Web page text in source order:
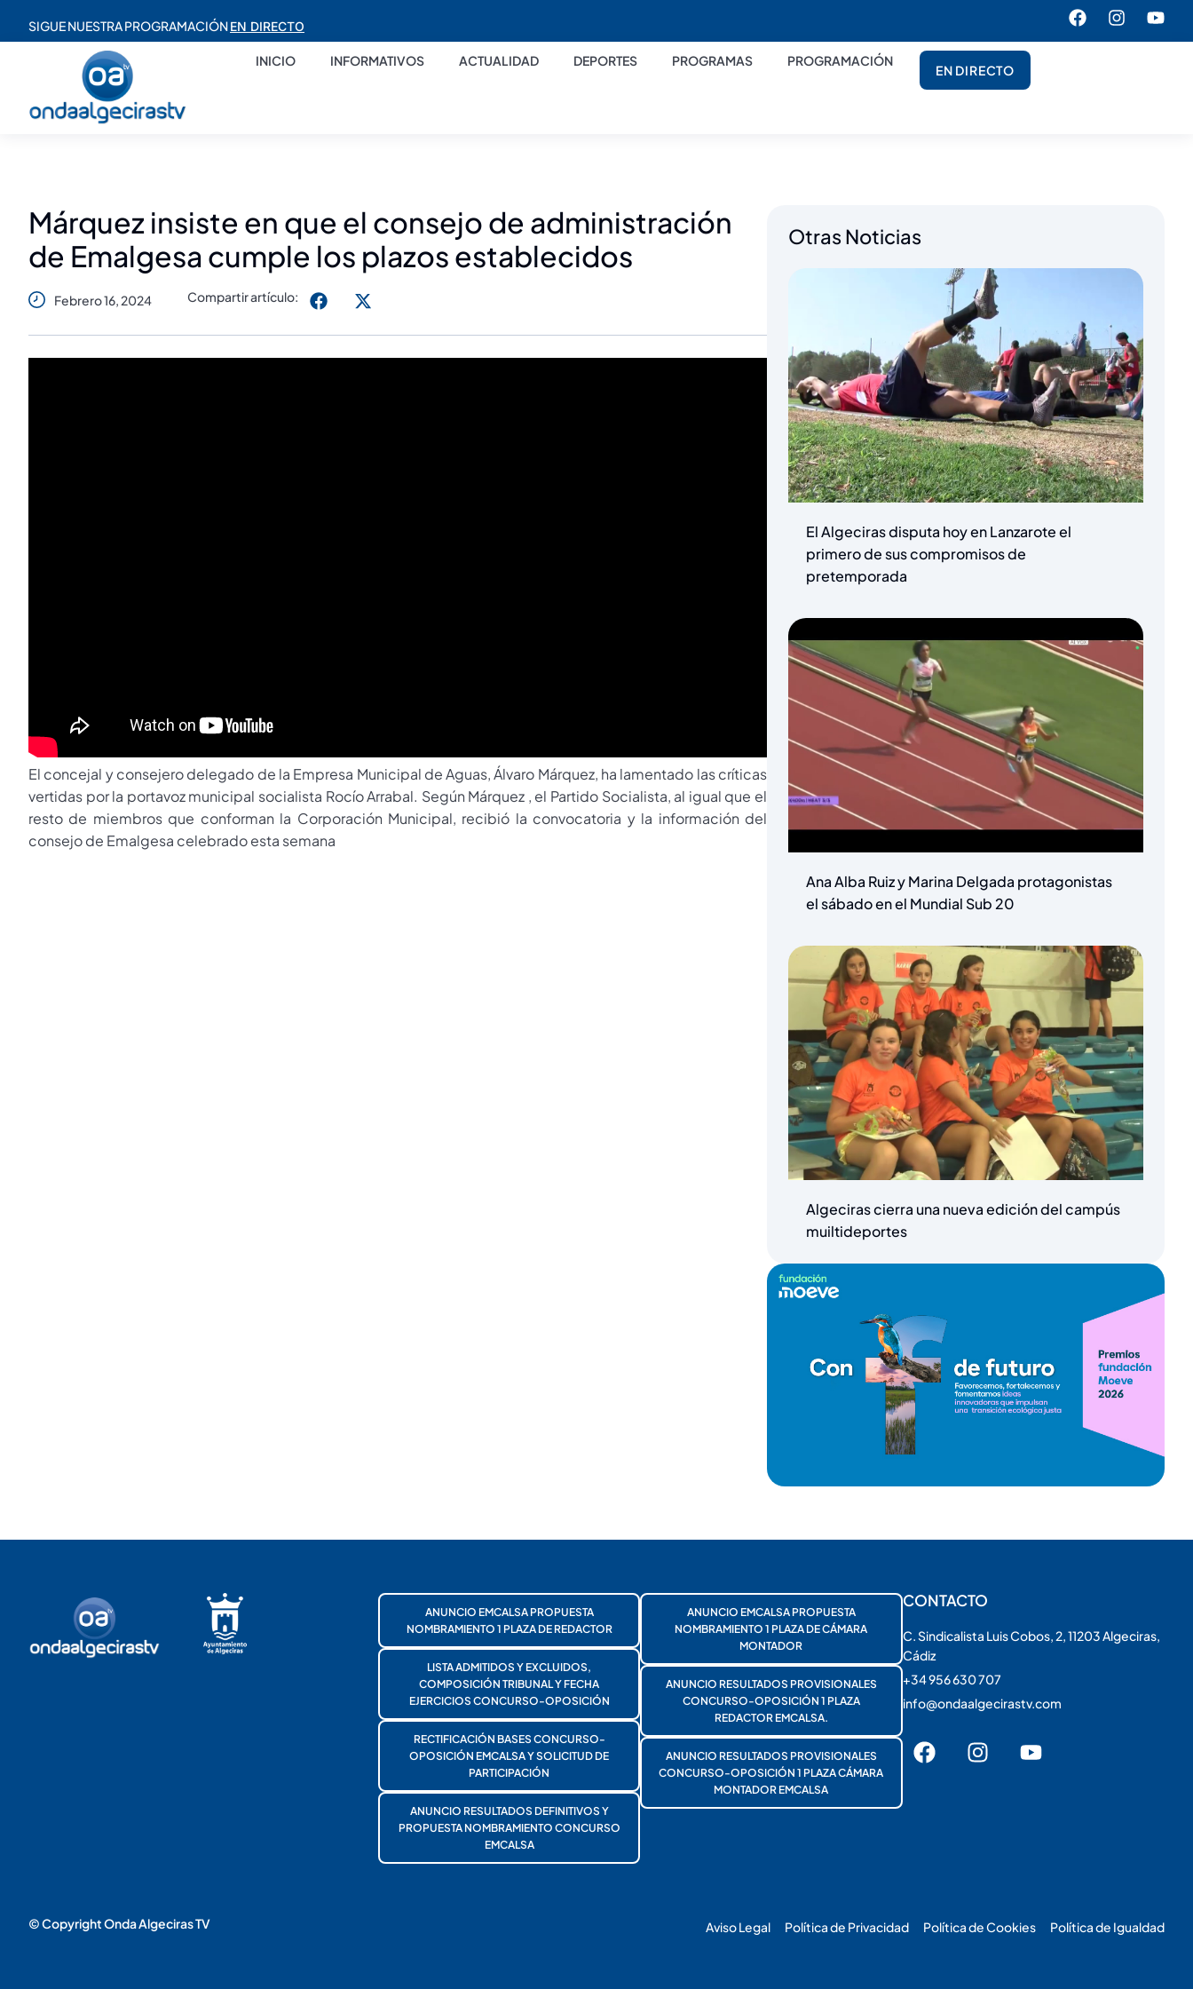
SIGUE NUESTRA PROGRAMACIÓNEN DIRECTO
INICIO INFORMATIVOS ACTUALIDAD DEPORTES PROGRAMAS PROGRAMACIÓN
EN DIRECTO
Márquez insiste en que el consejo de administración
de Emalgesa cumple los plazos establecidos
Febrero 16, 2024 Compartir artículo:
El concejal y consejero delegado de la Empresa Municipal de Aguas, Álvaro Márquez, ha lamentado las críticas
vertidas por la portavoz municipal socialista Rocío Arrabal. Según Márquez , el Partido Socialista, al igual que el
resto de miembros que conforman la Corporación Municipal, recibió la convocatoria y la información del
consejo de Emalgesa celebrado esta semana
Otras Noticias
El Algeciras disputa hoy en Lanzarote el
primero de sus compromisos de
pretemporada
Ana Alba Ruiz y Marina Delgada protagonistas
el sábado en el Mundial Sub 20
Algeciras cierra una nueva edición del campús
muiltideportes
ANUNCIO EMCALSA PROPUESTA
NOMBRAMIENTO 1 PLAZA DE REDACTOR
LISTA ADMITIDOS Y EXCLUIDOS,
COMPOSICIÓN TRIBUNAL Y FECHA
EJERCICIOS CONCURSO-OPOSICIÓN
RECTIFICACIÓN BASES CONCURSO-
OPOSICIÓN EMCALSA Y SOLICITUD DE
PARTICIPACIÓN
ANUNCIO RESULTADOS DEFINITIVOS Y
PROPUESTA NOMBRAMIENTO CONCURSO
EMCALSA
ANUNCIO EMCALSA PROPUESTA
NOMBRAMIENTO 1 PLAZA DE CÁMARA
MONTADOR
ANUNCIO RESULTADOS PROVISIONALES
CONCURSO-OPOSICIÓN 1 PLAZA
REDACTOR EMCALSA.
ANUNCIO RESULTADOS PROVISIONALES
CONCURSO-OPOSICIÓN 1 PLAZA CÁMARA
MONTADOR EMCALSA
CONTACTO
C. Sindicalista Luis Cobos, 2, 11203 Algeciras,
Cádiz
+34 956 630 707
info@ondaalgecirastv.com
© Copyright Onda Algeciras TV Aviso Legal Política de Privacidad Política de Cookies Política de Igualdad